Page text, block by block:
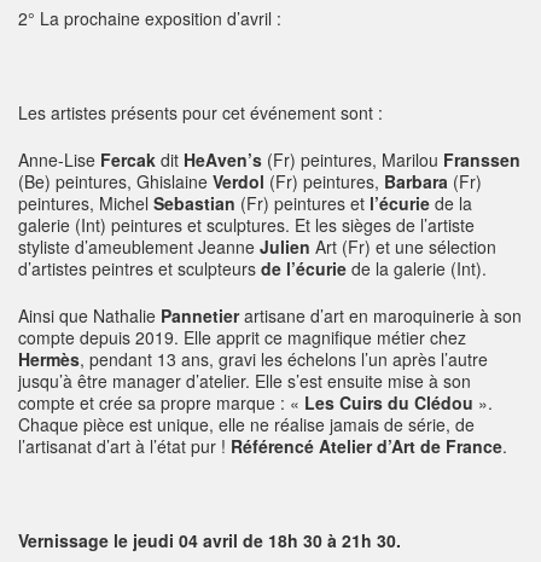
2° La prochaine exposition d’avril :
Les artistes présents pour cet événement sont :
Anne-Lise Fercak dit HeAven’s (Fr) peintures, Marilou Franssen
(Be) peintures, Ghislaine Verdol (Fr) peintures, Barbara (Fr)
peintures, Michel Sebastian (Fr) peintures et l’écurie de la
galerie (Int) peintures et sculptures. Et les sièges de l’artiste
styliste d’ameublement Jeanne Julien Art (Fr) et une sélection
d’artistes peintres et sculpteurs de l’écurie de la galerie (Int).
Ainsi que Nathalie Pannetierartisane d’art en maroquinerie à son
compte depuis 2019. Elle apprit ce magnifique métier chez
Hermès, pendant 13 ans, gravi les échelons l’un après l’autre
jusqu’à être manager d’atelier. Elle s’est ensuite mise à son
compte et crée sa propre marque : « Les Cuirs du Clédou ».
Chaque pièce est unique, elle ne réalise jamais de série, de
l’artisanat d’art à l’état pur ! Référencé Atelier d’Art de France.
Vernissage le jeudi 04 avril de 18h 30 à 21h 30.